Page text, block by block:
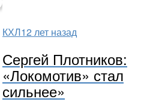
КХЛ12 лет назад
Сергей Плотников:
«Локомотив» стал
сильнее»